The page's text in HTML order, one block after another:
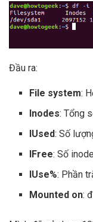
Đầu ra:
File system:
Inodes: Tổng
IUsed: Số
IFree: Số
IUse%: Phần
Mounted on: